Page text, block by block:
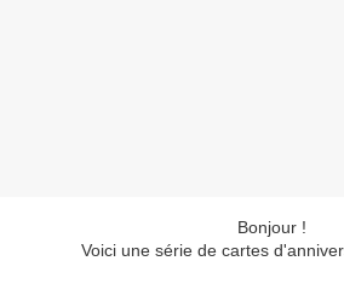
Bonjour !
Voici une série de cartes